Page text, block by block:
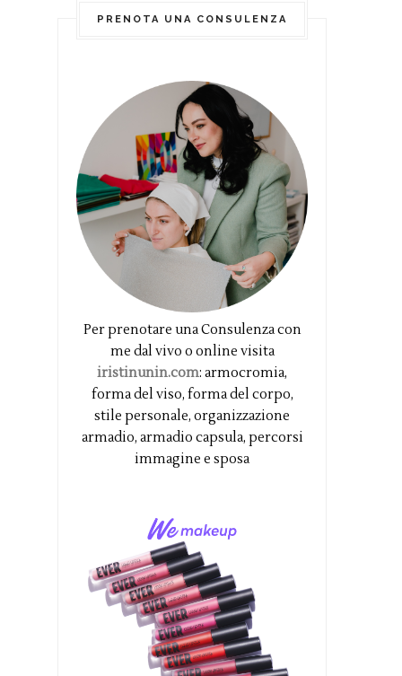
PRENOTA UNA CONSULENZA
Per prenotare una Consulenza con
me dal vivo o online visita
iristinunin.com: armocromia,
forma del viso, forma del corpo,
stile personale, organizzazione
armadio, armadio capsula, percorsi
immagine e sposa